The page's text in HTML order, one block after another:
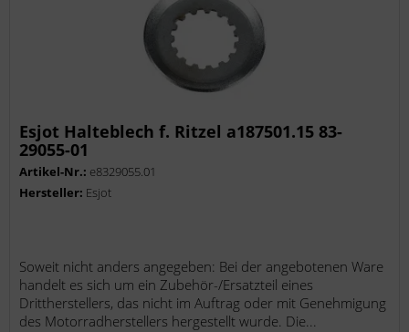
Esjot Halteblech f. Ritzel a187501.15 83-
29055-01
Artikel-Nr.: e8329055.01
Hersteller: Esjot
Soweit nicht anders angegeben: Bei der angebotenen Ware
handelt es sich um ein Zubehör-/Ersatzteil eines
Drittherstellers, das nicht im Auftrag oder mit Genehmigung
des Motorradherstellers hergestellt wurde. Die...